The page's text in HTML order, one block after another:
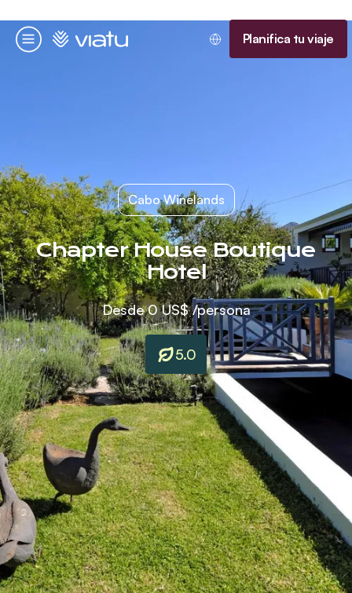
Menú
Página de inicio Planifica tu viaje
Cabo Winelands
Chapter House Boutique
Hotel
Desde0 US$/persona
5.0